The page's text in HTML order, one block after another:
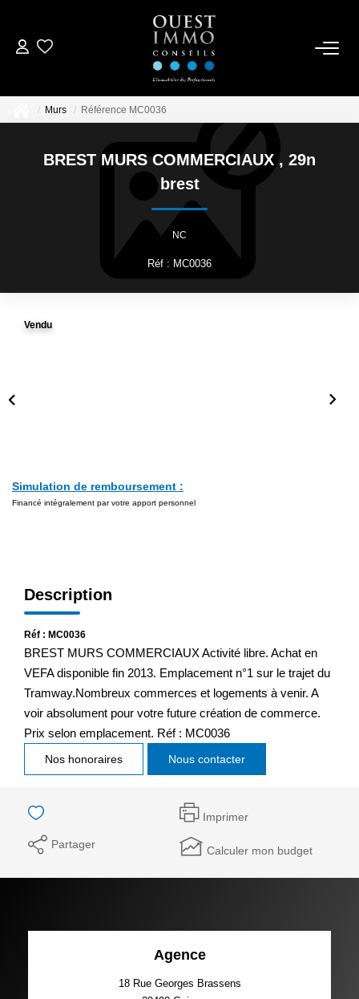
ACCUEIL
ACHETER
NOS RÉALISATIONS
ESTIMER
CONTACTEZ-NOUS
Murs Référence MC0036
BREST MURS COMMERCIAUX, 29n
brest
NC
Réf : MC0036
Vendu
Simulation de remboursement :
Financé intégralement par votre apport personnel
Description
Réf : MC0036
BREST MURS COMMERCIAUX Activité libre. Achat en
VEFA disponible fin 2013. Emplacement n°1 sur le trajet du
Tramway.Nombreux commerces et logements à venir. A
voir absolument pour votre future création de commerce.
Prix selon emplacement. Réf : MC0036
Nos honoraires Nous contacter
Imprimer
Partager Calculer mon budget
Agence
18 Rue Georges Brassens